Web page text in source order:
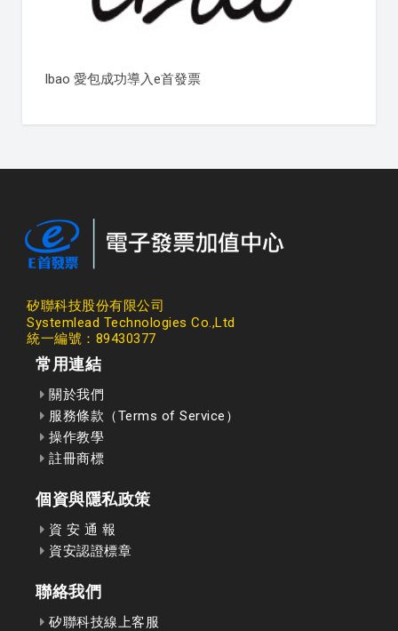
Ibao 愛包成功導入e首發票
矽聯科技股份有限公司
Systemlead Technologies Co.,Ltd
統一編號：89430377
常用連結
關於我們
服務條款（Terms of Service）
操作教學
註冊商標
個資與隱私政策
資 安 通 報
資安認證標章
聯絡我們
矽聯科技線上客服